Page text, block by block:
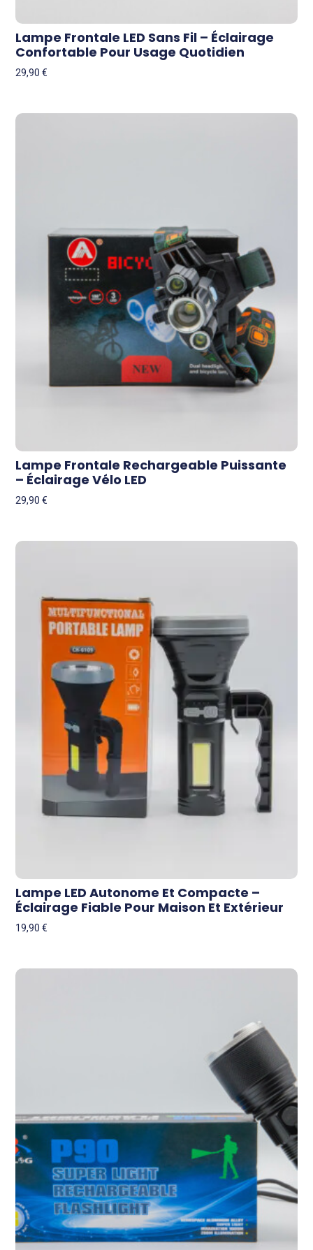
Lampe Frontale LED Sans Fil – Éclairage
Confortable Pour Usage Quotidien
29,90€
Lampe Frontale Rechargeable Puissante
– Éclairage Vélo LED
29,90€
Lampe LED Autonome Et Compacte –
Éclairage Fiable Pour Maison Et Extérieur
19,90€